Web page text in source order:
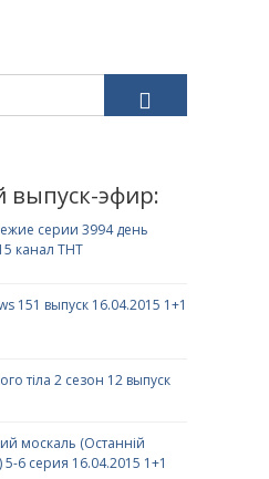
выпуск-эфир:
серии 3994 день
канал ТНТ
151 выпуск 16.04.2015 1+1
тіла 2 сезон 12 выпуск
москаль (Останній
5-6 серия 16.04.2015 1+1